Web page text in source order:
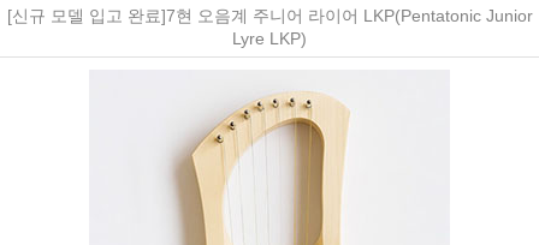
[신규 모델 입고 완료]7현 오음계 주니어 라이어 LKP(Pentatonic Junior
Lyre LKP)